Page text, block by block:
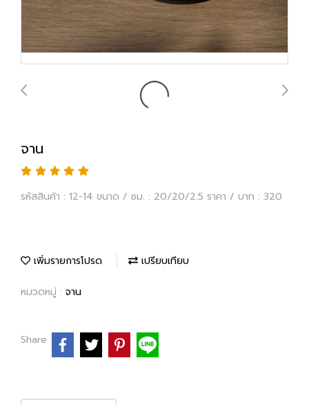
จาน
รหัสสินค้า : 12-14 ขนาด / ซม. : 20/20/2.5 ราคา / บาท : 320
เพิ่มรายการโปรด เปรียบเทียบ
หมวดหมู่ : จาน
Share